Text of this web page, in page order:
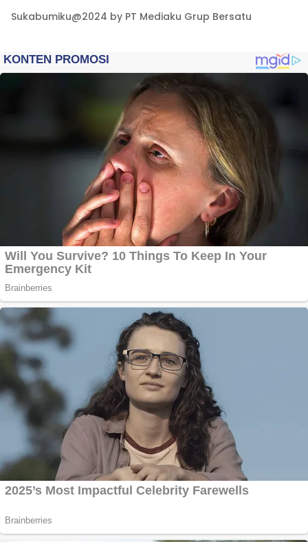
Sukabumiku@2024 by PT Mediaku Grup Bersatu